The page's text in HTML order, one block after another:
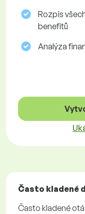
Rozpis
benefitů
Analýza
Často kladené
Často kladené